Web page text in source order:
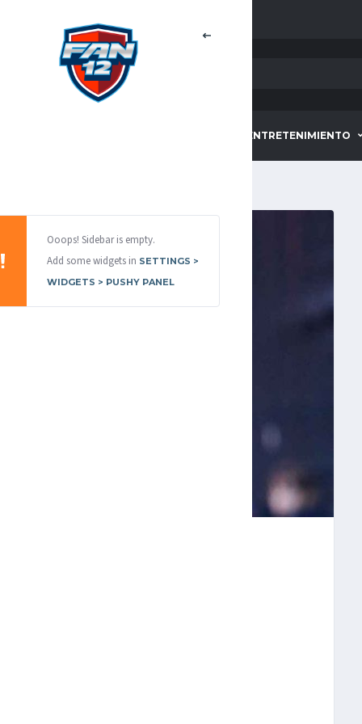
ENTRETENIMIENTO
Ooops! Sidebar is empty.
Add some widgets in SETTINGS >
WIDGETS > PUSHY PANEL
CINCO